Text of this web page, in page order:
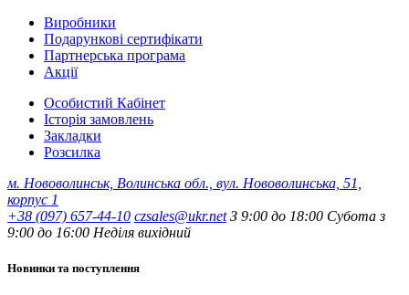
Виробники
Подарункові сертифікати
Партнерська програма
Акції
Особистий Кабінет
Історія замовлень
Закладки
Розсилка
м. Нововолинськ, Волинська обл., вул. Нововолинська, 51,
корпус 1
+38 (097) 657-44-10 czsales@ukr.net З 9:00 до 18:00 Субота з
9:00 до 16:00 Неділя вихідний
Новинки та поступлення